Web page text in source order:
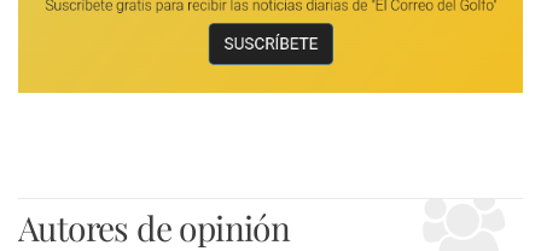
Autores de opinión